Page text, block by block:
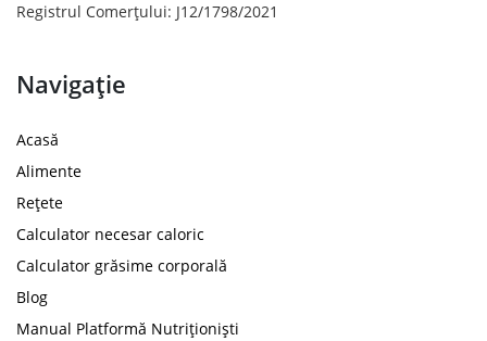
Registrul Comerțului: J12/1798/2021
Navigație
Acasă
Alimente
Rețete
Calculator necesar caloric
Calculator grăsime corporală
Blog
Manual Platformă Nutriționiști